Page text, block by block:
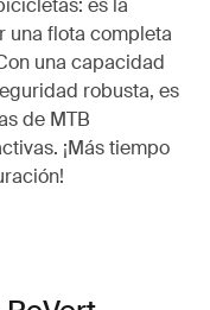
es la
una flota completa
una capacidad
robusta, es
de MTB
¡Más tiempo